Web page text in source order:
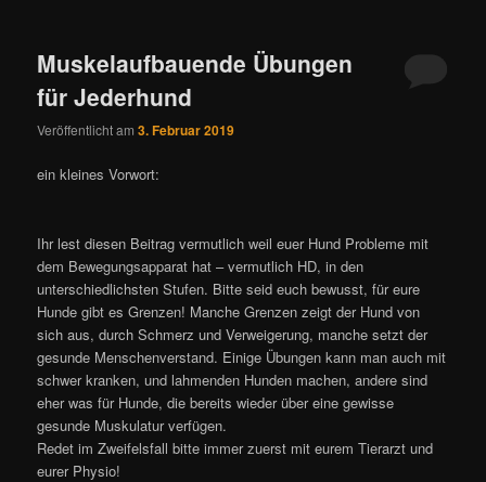
Muskelaufbauende Übungen
für Jederhund
Veröffentlicht am3. Februar 2019
ein kleines Vorwort:
Ihr lest diesen Beitrag vermutlich weil euer Hund Probleme mit
dem Bewegungsapparat hat – vermutlich HD, in den
unterschiedlichsten Stufen. Bitte seid euch bewusst, für eure
Hunde gibt es Grenzen! Manche Grenzen zeigt der Hund von
sich aus, durch Schmerz und Verweigerung, manche setzt der
gesunde Menschenverstand. Einige Übungen kann man auch mit
schwer kranken, und lahmenden Hunden machen, andere sind
eher was für Hunde, die bereits wieder über eine gewisse
gesunde Muskulatur verfügen.
Redet im Zweifelsfall bitte immer zuerst mit eurem Tierarzt und
eurer Physio!